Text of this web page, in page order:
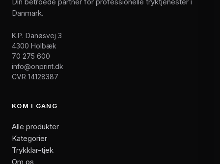
Danmark.
K.P. Danøsvej 3
4300 Holbæk
70 275 600
info@onprint.dk
CVR 14128387
KOM I GANG
Alle produkter
Kategorier
Trykklar-tjek
Om os